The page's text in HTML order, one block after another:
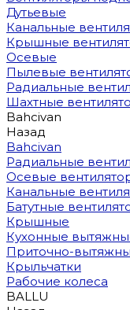
Дутьевые
Канальные
Крышные
Осевые
Пылевые
Радиальные
Шахтные
Bahcivan
Назад
Bahcivan
Радиальные
Осевые
Канальные
Батутные
Крышные
Кухонные
Приточно-
Крыльчатки
Рабочие колеса
BALLU